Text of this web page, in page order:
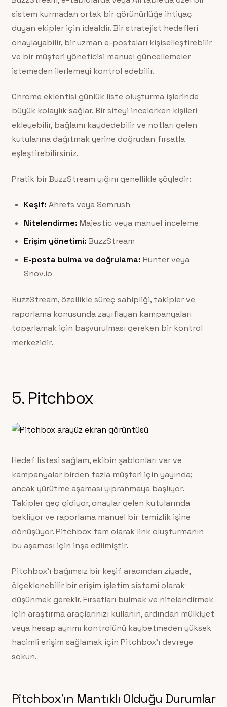
sistem kurmadan ortak bir görünürlüğe ihtiyaç
duyan ekipler için idealdir. Bir stratejist hedefleri
onaylayabilir, bir uzman e-postaları kişiselleştirebilir
ve bir müşteri yöneticisi manuel güncellemeler
istemeden ilerlemeyi kontrol edebilir.
Chrome eklentisi günlük liste oluşturma işlerinde
büyük kolaylık sağlar. Bir siteyi incelerken kişileri
ekleyebilir, bağlamı kaydedebilir ve notları gelen
kutularına dağıtmak yerine doğrudan fırsatla
eşleştirebilirsiniz.
Pratik bir BuzzStream yığını genellikle şöyledir:
Keşif: Ahrefs veya Semrush
Nitelendirme: Majestic veya manuel inceleme
Erişim yönetimi: BuzzStream
E-posta bulma ve doğrulama: Hunter veya
Snov.io
BuzzStream, özellikle süreç sahipliği, takipler ve
raporlama konusunda zayıflayan kampanyaları
toparlamak için başvurulması gereken bir kontrol
merkezidir.
5. Pitchbox
Hedef listesi sağlam, ekibin şablonları var ve
kampanyalar birden fazla müşteri için yayında;
ancak yürütme aşaması yıpranmaya başlıyor.
Takipler geç gidiyor, onaylar gelen kutularında
bekliyor ve raporlama manuel bir temizlik işine
dönüşüyor. Pitchbox tam olarak link oluşturmanın
bu aşaması için inşa edilmiştir.
Pitchbox’ı bağımsız bir keşif aracından ziyade,
ölçeklenebilir bir erişim işletim sistemi olarak
düşünmek gerekir. Fırsatları bulmak ve nitelendirmek
için araştırma araçlarınızı kullanın, ardından mülkiyet
veya hesap ayrımı kontrolünü kaybetmeden yüksek
hacimli erişim sağlamak için Pitchbox’ı devreye
sokun.
Pitchbox’ın Mantıklı Olduğu Durumlar